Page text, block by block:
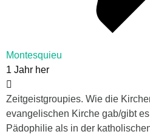
Montesquieu
1 Jahr her
Zeitgeistgroupies. Wie die
evangelischen Kirche gab/gibt
Pädophilie als in der